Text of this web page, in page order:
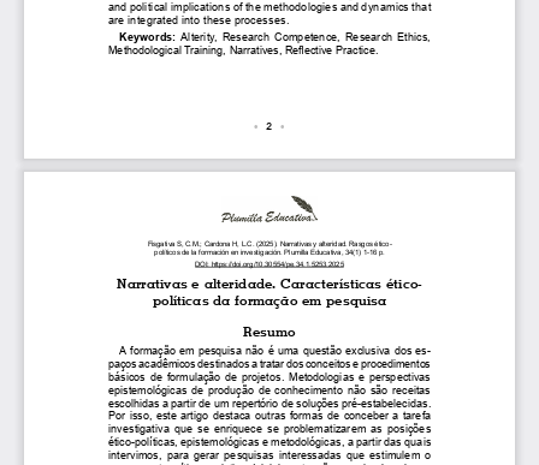
Universidad en el Campo
Consultorio Jurídico
NORMATIVAS
Autoridades
Transparencia y acceso a la información
pública
Reglamentos
Resoluciones
Acuerdos
Gestión Integral
Derechos pecuniarios y valores de